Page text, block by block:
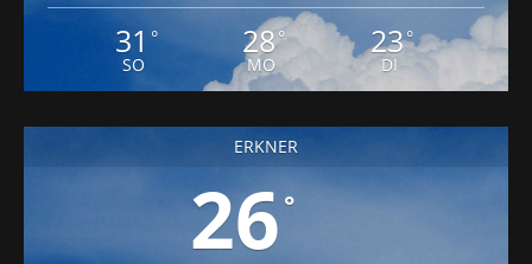
31 °
SO
28°
MO
23°
DI
ERKNER
26 °